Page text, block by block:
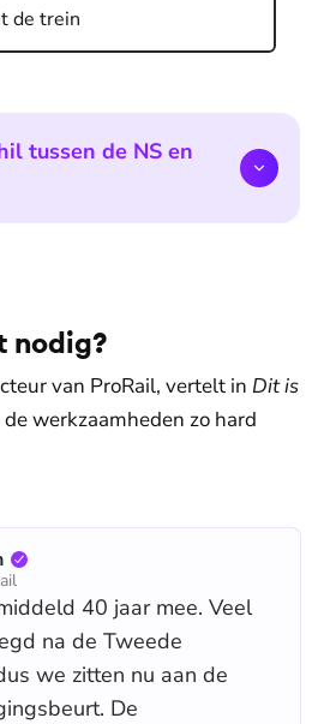
de trein
tussen de NS en
nodig?
van ProRail, vertelt in Dit is
de werkzaamheden zo hard
40 jaar mee. Veel
na de Tweede
we zitten nu aan de
De